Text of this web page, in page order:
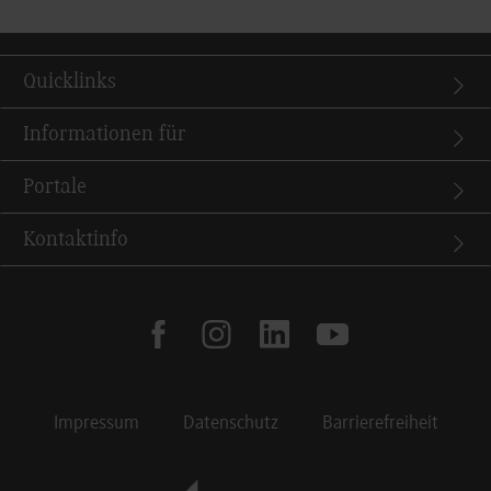
Quicklinks
Informationen für
Portale
Kontaktinfo
facebookinstagramlinkedinyoutube
Impressum Datenschutz Barrierefreiheit